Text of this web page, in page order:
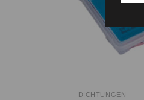
DICHTUNGEN